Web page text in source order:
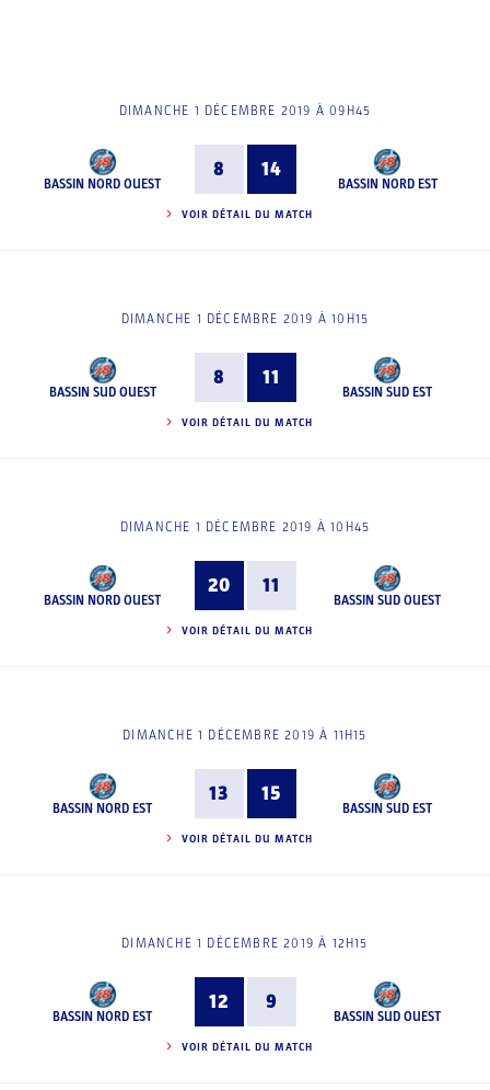
DIMANCHE 1 DÉCEMBRE 2019 À 09H45
BASSIN NORD OUEST
8 14
BASSIN NORD EST
VOIR DÉTAIL DU MATCH
DIMANCHE 1 DÉCEMBRE 2019 À 10H15
BASSIN SUD OUEST
8 11
BASSIN SUD EST
VOIR DÉTAIL DU MATCH
DIMANCHE 1 DÉCEMBRE 2019 À 10H45
BASSIN NORD OUEST
20 11
BASSIN SUD OUEST
VOIR DÉTAIL DU MATCH
DIMANCHE 1 DÉCEMBRE 2019 À 11H15
BASSIN NORD EST
13 15
BASSIN SUD EST
VOIR DÉTAIL DU MATCH
DIMANCHE 1 DÉCEMBRE 2019 À 12H15
BASSIN NORD EST
12 9
BASSIN SUD OUEST
VOIR DÉTAIL DU MATCH